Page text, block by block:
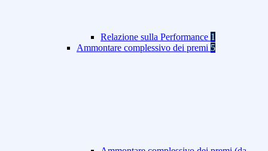
Relazione sulla Performance 1
Ammontare complessivo dei premi 5